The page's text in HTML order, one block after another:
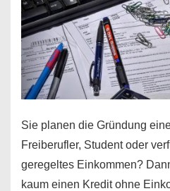
Sie planen die Gründung
Freiberufler, Student oder
geregeltes Einkommen?
kaum einen Kredit ohne